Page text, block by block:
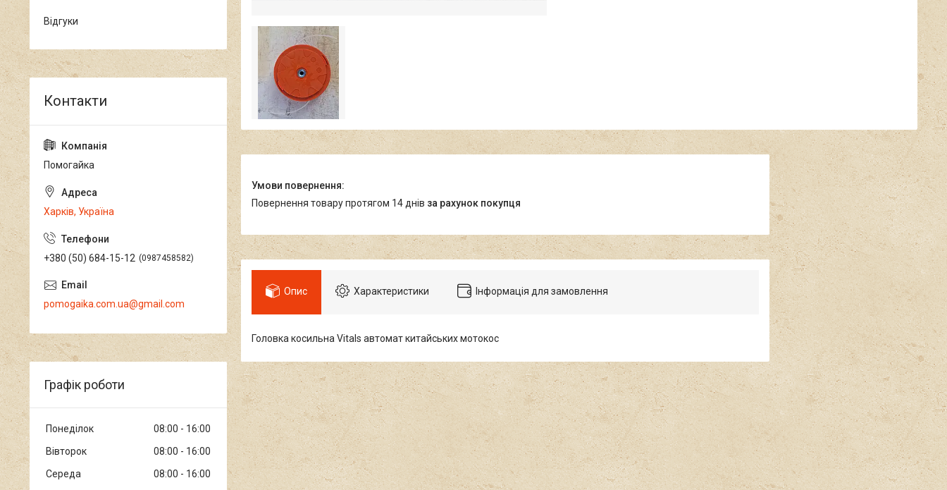
повернення товару протягом 14 днів за рахунок покупця
Опис Характеристики Інформація для замовлення
Головка косильна Vitals автомат китайських мотокос
Відгуки
Помогайка
Харків, Україна
+380 (50) 684-15-12 0987458582
pomogaika.com.ua@gmail.com
Графік роботи
Понеділок 08:00
16:00
Вівторок
08:00
16:00
Середа
08:00 16:00